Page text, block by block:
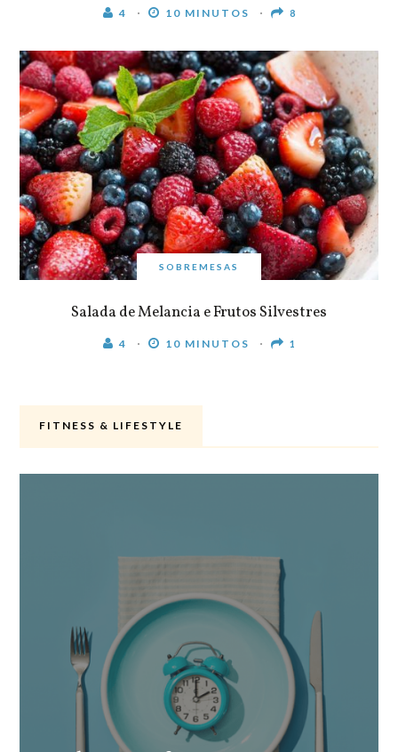
4 10 MINUTOS 8
SOBREMESAS
Salada de Melancia e Frutos Silvestres
4 10 MINUTOS 1
FITNESS & LIFESTYLE